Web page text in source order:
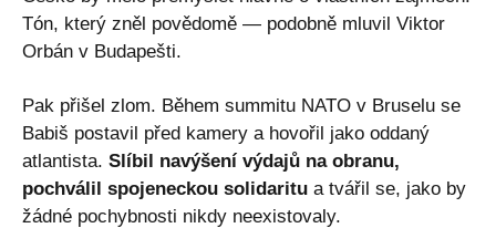
Tón, který zněl povědomě — podobně mluvil Viktor
Orbán v Budapešti.
Pak přišel zlom. Během summitu NATO v Bruselu se
Babiš postavil před kamery a hovořil jako oddaný
atlantista. Slíbil navýšení výdajů na obranu,
pochválil spojeneckou solidaritu a tvářil se, jako by
žádné pochybnosti nikdy neexistovaly.